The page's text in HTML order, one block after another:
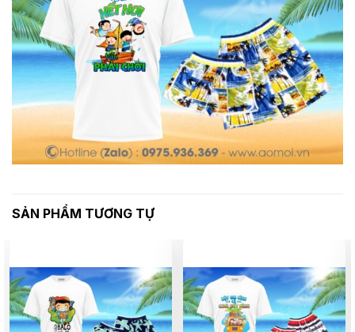
SẢN PHẨM TƯƠNG TỰ